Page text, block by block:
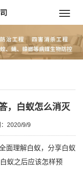
，白蚁怎么消灭
：2020/9/9
面理解白蚁，分享白蚁
蚁之后应该怎样预